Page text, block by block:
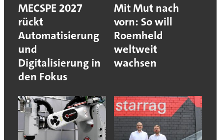
MECSPE 2027
rückt
Automatisierung
und
Digitalisierung in
den Fokus
Mit Mut nach
vorn: So will
Roemheld
weltweit
wachsen